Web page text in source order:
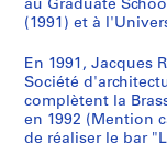
o
t
a
i
i
f
"
d
p
r
a
i
f
c
e
à
r
s
-
d
a
g
a
r
o
t
a
p
l
c
e
J
v
e
e
n
i
o
u
s
è
e
a
n
n
g
e
m
d
o
-
Q
s
u
C
a
0
S
e
r
au Graduate
(1991) et à
En 1991, Jacques
Société
complètent la
en 1992 (Mention
de réaliser le bar